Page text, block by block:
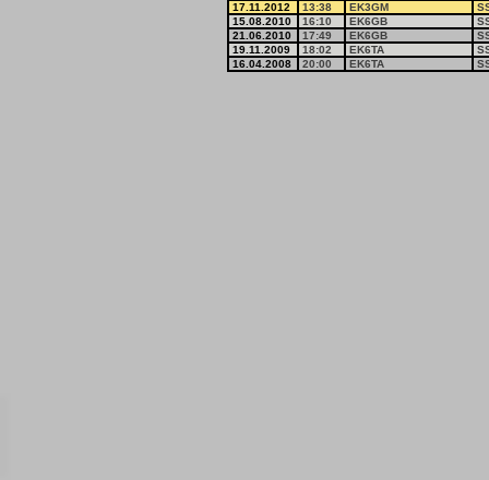
17.11.2012
13:38 EK3GM
15.08.2010
16:10 EK6GB
21.06.2010
17:49 EK6GB
19.11.2009
18:02 EK6TA
16.04.2008
20:00 EK6TA